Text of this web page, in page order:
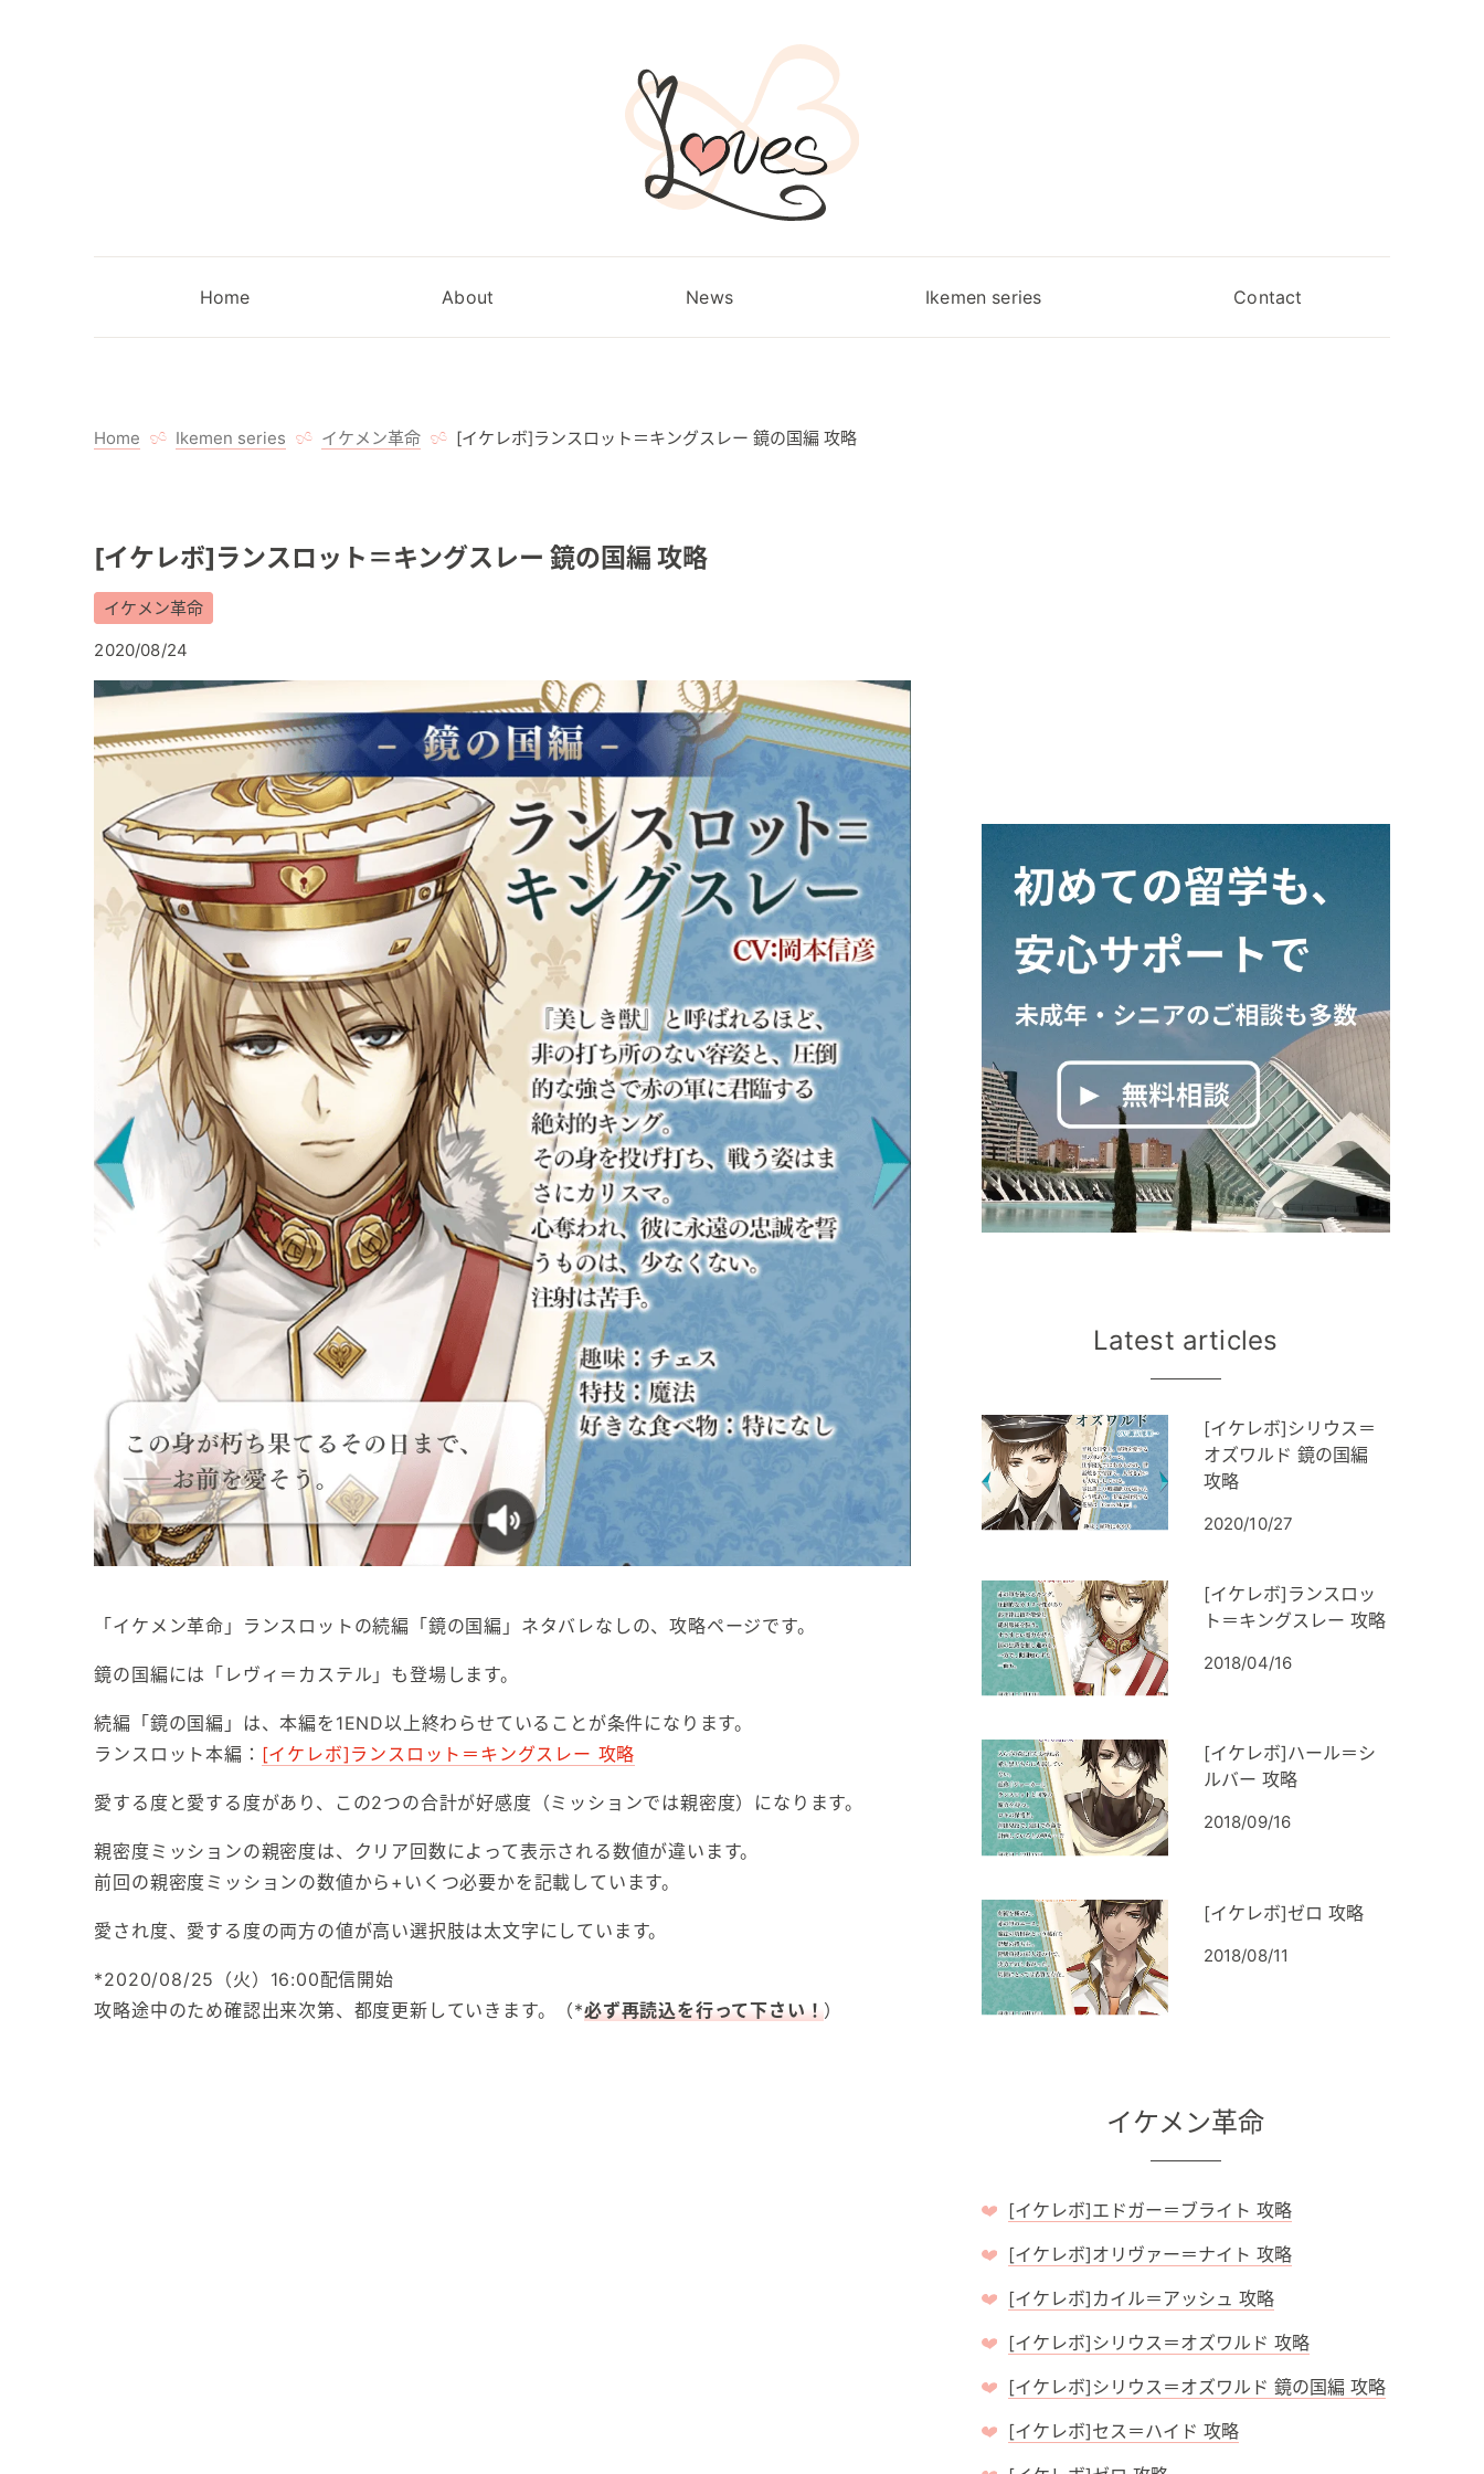
Home About News Ikemen series Contact
Home Ikemen series イケメン革命 [イケレボ]ランスロット＝キングスレー 鏡の国編 攻略
[イケレボ]ランスロット＝キングスレー 鏡の国編 攻略
イケメン革命
2020/08/24
「イケメン革命」ランスロットの続編「鏡の国編」ネタバレなしの、攻略ページです。
鏡の国編には「レヴィ＝カステル」も登場します。
続編「鏡の国編」は、本編を1END以上終わらせていることが条件になります。
ランスロット本編： [イケレボ]ランスロット＝キングスレー 攻略
愛する度と愛する度があり、この2つの合計が好感度（ミッションでは親密度）になります。
親密度ミッションの親密度は、クリア回数によって表示される数値が違います。
前回の親密度ミッションの数値から+いくつ必要かを記載しています。
愛され度、愛する度の両方の値が高い選択肢は太文字にしています。
*2020/08/25（火）16:00配信開始
攻略途中のため確認出来次第、都度更新していきます。（*必ず再読込を行って下さい！）
Latest articles
[イケレボ]シリウス＝
オズワルド 鏡の国編
攻略
2020/10/27
[イケレボ]ランスロッ
ト＝キングスレー 攻略
2018/04/16
[イケレボ]ハール＝シ
ルバー 攻略
2018/09/16
[イケレボ]ゼロ 攻略
2018/08/11
イケメン革命
[イケレボ]エドガー＝ブライト 攻略
[イケレボ]オリヴァー＝ナイト 攻略
[イケレボ]カイル＝アッシュ 攻略
[イケレボ]シリウス＝オズワルド 攻略
[イケレボ]シリウス＝オズワルド 鏡の国編 攻略
[イケレボ]セス＝ハイド 攻略